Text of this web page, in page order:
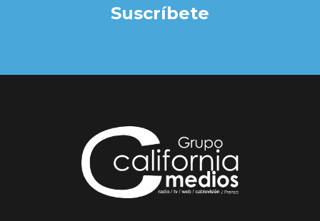
Suscríbete